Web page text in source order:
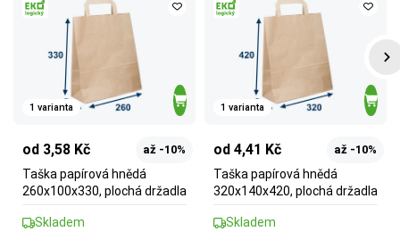
1 varianta
od 3,58 Kč až -10%
Taška papírová hnědá
260x100x330, plochá držadla
Skladem
1 varianta
od 4,41 Kč až -10%
Taška papírová hnědá
320x140x420, plochá držadla
Skladem